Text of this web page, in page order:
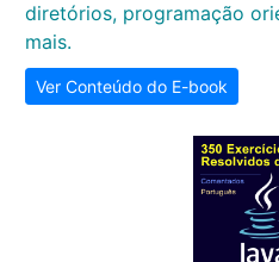
diretórios, programação
mais.
Ver Conteúdo do E-book